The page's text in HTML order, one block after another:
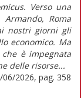
Verso una
Roma
nostri giorni gli
economico. Ma
è impegnata
delle risorse...
2026, pag. 358